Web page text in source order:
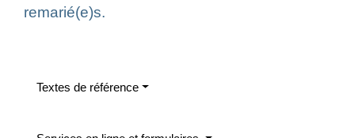
remarié(e)s.
Textes de référence